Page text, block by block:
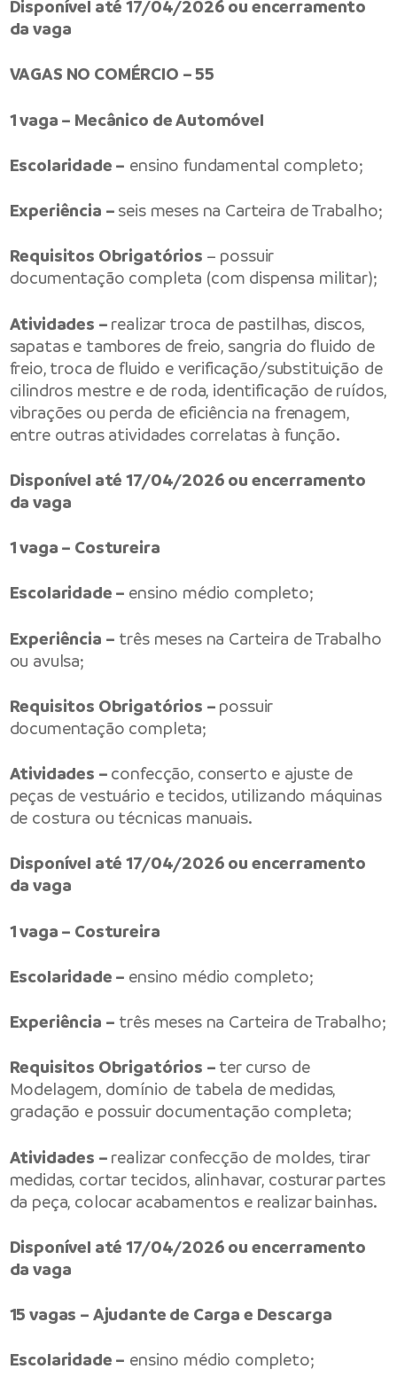
Disponível até 17/04/2026 ou encerramento
da vaga
VAGAS NO COMÉRCIO – 55
1 vaga – Mecânico de Automóvel
Escolaridade – ensino fundamental completo;
Experiência – seis meses na Carteira de Trabalho;
Requisitos Obrigatórios – possuir
documentação completa (com dispensa militar);
Atividades – realizar troca de pastilhas, discos,
sapatas e tambores de freio, sangria do fluido de
freio, troca de fluido e verificação/substituição de
cilindros mestre e de roda, identificação de ruídos,
vibrações ou perda de eficiência na frenagem,
entre outras atividades correlatas à função.
Disponível até 17/04/2026 ou encerramento
da vaga
1 vaga – Costureira
Escolaridade – ensino médio completo;
Experiência – três meses na Carteira de Trabalho
ou avulsa;
Requisitos Obrigatórios – possuir
documentação completa;
Atividades – confecção, conserto e ajuste de
peças de vestuário e tecidos, utilizando máquinas
de costura ou técnicas manuais.
Disponível até 17/04/2026 ou encerramento
da vaga
1 vaga – Costureira
Escolaridade – ensino médio completo;
Experiência – três meses na Carteira de Trabalho;
Requisitos Obrigatórios – ter curso de
Modelagem, domínio de tabela de medidas,
gradação e possuir documentação completa;
Atividades – realizar confecção de moldes, tirar
medidas, cortar tecidos, alinhavar, costurar partes
da peça, colocar acabamentos e realizar bainhas.
Disponível até 17/04/2026 ou encerramento
da vaga
15 vagas – Ajudante de Carga e Descarga
Escolaridade – ensino médio completo;